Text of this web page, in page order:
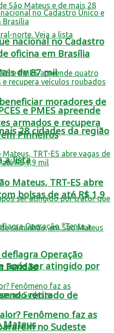
de 87 mil
moradores de
28 cidades da região
a lista
após ser atingido por
retirado de
Mateus
nacional no Cadastro
oficina em Brasília
e PMES apreende
armados e recupera
Pinheiros
Mateus, TRT-ES abre
bolsas de até R$ 1,9
Operação
Fundão
Fenômeno faz as
no Sudeste